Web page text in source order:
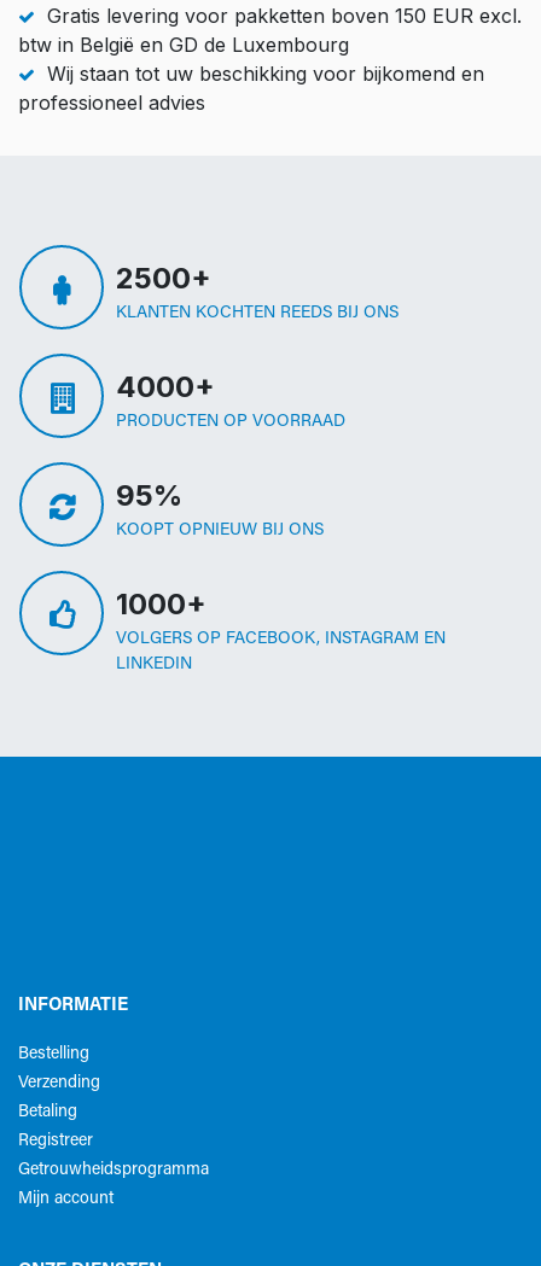
Gratis levering voor pakketten boven 150 EUR excl.
btw in België en GD de Luxembourg
Wij staan tot uw beschikking voor bijkomend en
professioneel advies
2500+
KLANTEN KOCHTEN REEDS BIJ ONS
4000+
PRODUCTEN OP VOORRAAD
95%
KOOPT OPNIEUW BIJ ONS
1000+
VOLGERS OP FACEBOOK, INSTAGRAM EN
LINKEDIN
INFORMATIE
Bestelling
Verzending
Betaling
Registreer
Getrouwheidsprogramma
Mijn account